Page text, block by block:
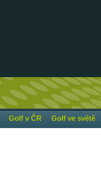
Golf v ČR Golf ve světě